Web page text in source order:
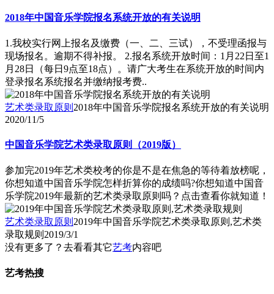
2018年中国音乐学院报名系统开放的有关说明
1.我校实行网上报名及缴费（一、二、三试），不受理函报与
现场报名。逾期不得补报。 2.报名系统开放时间：1月22日至1
月28日（每日9点至18点）。请广大考生在系统开放的时间内
登录报名系统报名并缴纳报考费..
艺术类录取原则 2018年中国音乐学院报名系统开放的有关说明
2020/11/5
中国音乐学院艺术类录取原则（2019版）
参加完2019年艺术类校考的你是不是在焦急的等待着放榜呢，
你想知道中国音乐学院怎样折算你的成绩吗?你想知道中国音
乐学院2019年最新的艺术类录取原则吗？点击查看你就知道！
艺术类录取原则 2019年中国音乐学院艺术类录取原则,艺术类
录取规则 2019/3/1
没有更多了？去看看其它艺考内容吧
艺考热搜